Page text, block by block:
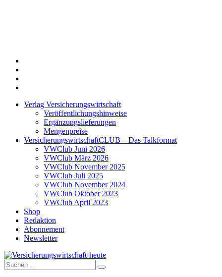
Verlag Versicherungswirtschaft
Veröffentlichungshinweise
Ergänzungslieferungen
Mengenpreise
VersicherungswirtschaftCLUB – Das Talkformat
VWClub Juni 2026
VWClub März 2026
VWClub November 2025
VWClub Juli 2025
VWClub November 2024
VWClub Oktober 2023
VWClub April 2023
Shop
Redaktion
Abonnement
Newsletter
Versicherungswirtschaft-heute
Suche
nach: